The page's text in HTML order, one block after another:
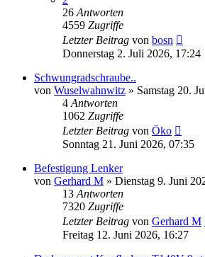
26 Antworten
4559 Zugriffe
Letzter Beitrag von bosn
Donnerstag 2. Juli 2026, 17:24
Schwungradschraube..
von Wuselwahnwitz » Samstag 20.
4 Antworten
1062 Zugriffe
Letzter Beitrag von Öko
Sonntag 21. Juni 2026, 07:35
Befestigung Lenker
von Gerhard M » Dienstag 9. Juni
13 Antworten
7320 Zugriffe
Letzter Beitrag von Gerhard M
Freitag 12. Juni 2026, 16:27